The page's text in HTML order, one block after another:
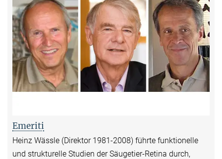
Emeriti
Heinz Wässle (Direktor 1981-2008) führte funktionelle
und strukturelle Studien der Säugetier-Retina durch,